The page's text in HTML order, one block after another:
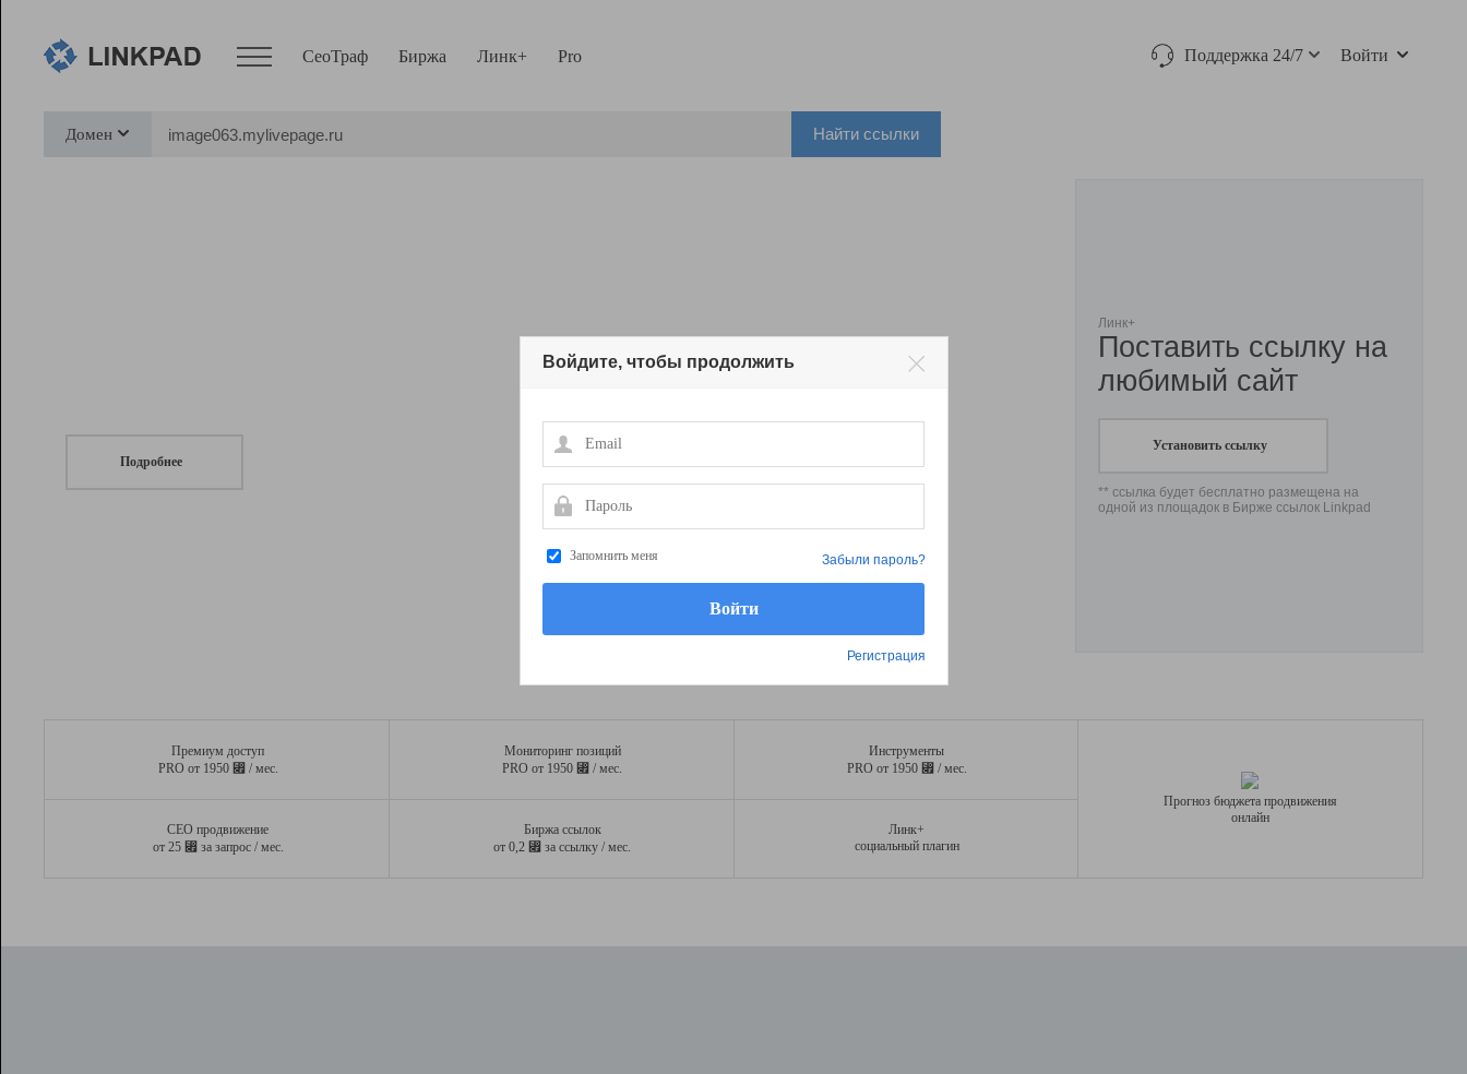
СеоТраф Биржа Линк+ Pro Поддержка 24/7 Войти
Домен Найти ссылки
Подробнее
Линк+
Поставить ссылку на
любимый сайт
Установить ссылку
** ссылка будет бесплатно размещена на
одной из площадок в Бирже ссылок Linkpad
Премиум доступ
PRO от 1950 ⃏ / мес.
Мониторинг позиций
PRO от 1950 ⃏ / мес.
Инструменты
PRO от 1950 ⃏ / мес.
СЕО продвижение
от 25 ⃏ за запрос / мес.
Биржа ссылок
от 0,2 ⃏ за ссылку / мес.
Линк+
социальный плагин
Прогноз бюджета продвижения
онлайн
Войдите, чтобы продолжить
Email
Пароль
Запомнить меня
Регистрация
Забыли пароль?